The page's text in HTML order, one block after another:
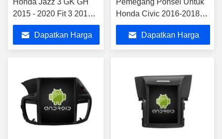
Honda Jazz 3 GK GH
2015 - 2020 Fit 3 2013-
2020 Car Stereo GPS
CarPlay Player
Dapatkan Harga
Pemegang Ponsel Untuk
Honda Civic 2016-2018
Multimedia Stereo
Dapatkan Harga